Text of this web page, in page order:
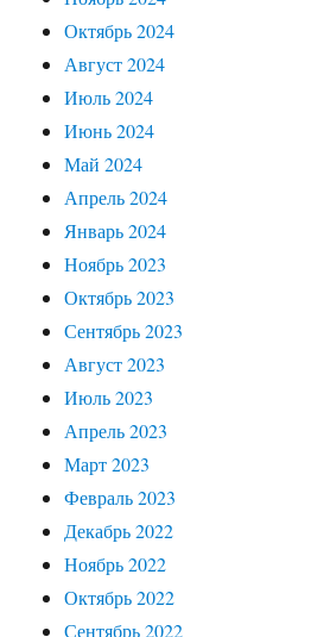
Октябрь 2024
Август 2024
Июль 2024
Июнь 2024
Май 2024
Апрель 2024
Январь 2024
Ноябрь 2023
Октябрь 2023
Сентябрь 2023
Август 2023
Июль 2023
Апрель 2023
Март 2023
Февраль 2023
Декабрь 2022
Ноябрь 2022
Октябрь 2022
Сентябрь 2022